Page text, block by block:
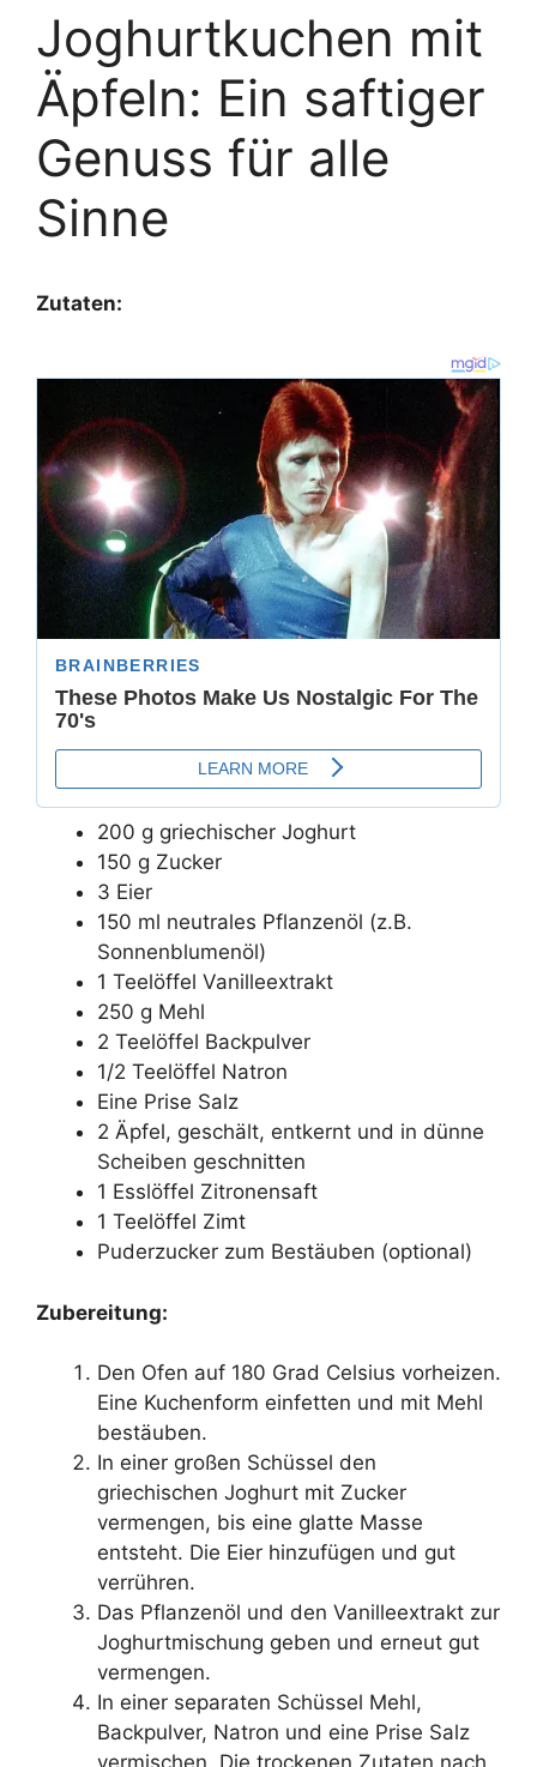
Joghurtkuchen mit
Äpfeln: Ein saftiger
Genuss für alle
Sinne
Zutaten:
200 g griechischer Joghurt
150 g Zucker
3 Eier
150 ml neutrales Pflanzenöl (z.B.
Sonnenblumenöl)
1 Teelöffel Vanilleextrakt
250 g Mehl
2 Teelöffel Backpulver
1/2 Teelöffel Natron
Eine Prise Salz
2 Äpfel, geschält, entkernt und in dünne
Scheiben geschnitten
1 Esslöffel Zitronensaft
1 Teelöffel Zimt
Puderzucker zum Bestäuben (optional)
Zubereitung:
Den Ofen auf 180 Grad Celsius vorheizen.
Eine Kuchenform einfetten und mit Mehl
bestäuben.
In einer großen Schüssel den
griechischen Joghurt mit Zucker
vermengen, bis eine glatte Masse
entsteht. Die Eier hinzufügen und gut
verrühren.
Das Pflanzenöl und den Vanilleextrakt zur
Joghurtmischung geben und erneut gut
vermengen.
In einer separaten Schüssel Mehl,
Backpulver, Natron und eine Prise Salz